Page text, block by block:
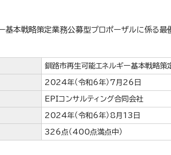
基本戦略策定業務公募型プロポーザルに係る
釧路市再生可能エネルギー基本戦略策
2024年（令和6年）7月26日
EPIコンサルティング合同会社
2024年（令和6年）8月13日
326点（400点満点中）